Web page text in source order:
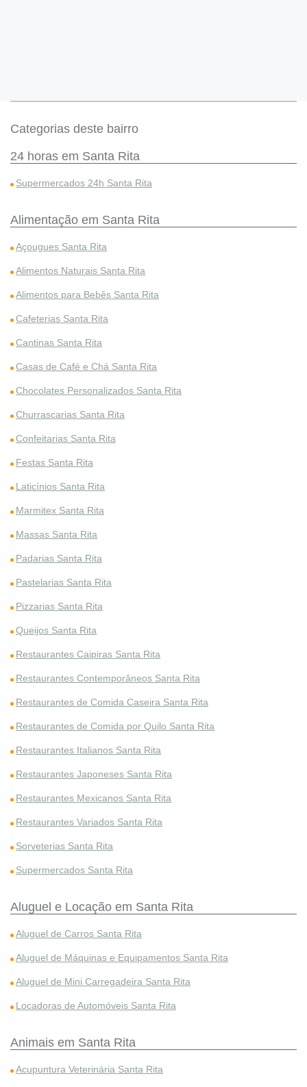
Categorias deste bairro
24 horas em Santa Rita
Supermercados 24h Santa Rita
Alimentação em Santa Rita
Açougues Santa Rita
Alimentos Naturais Santa Rita
Alimentos para Bebês Santa Rita
Cafeterias Santa Rita
Cantinas Santa Rita
Casas de Café e Chá Santa Rita
Chocolates Personalizados Santa Rita
Churrascarias Santa Rita
Confeitarias Santa Rita
Festas Santa Rita
Laticínios Santa Rita
Marmitex Santa Rita
Massas Santa Rita
Padarias Santa Rita
Pastelarias Santa Rita
Pizzarias Santa Rita
Queijos Santa Rita
Restaurantes Caipiras Santa Rita
Restaurantes Contemporâneos Santa Rita
Restaurantes de Comida Caseira Santa Rita
Restaurantes de Comida por Quilo Santa Rita
Restaurantes Italianos Santa Rita
Restaurantes Japoneses Santa Rita
Restaurantes Mexicanos Santa Rita
Restaurantes Variados Santa Rita
Sorveterias Santa Rita
Supermercados Santa Rita
Aluguel e Locação em Santa Rita
Aluguel de Carros Santa Rita
Aluguel de Máquinas e Equipamentos Santa Rita
Aluguel de Mini Carregadeira Santa Rita
Locadoras de Automóveis Santa Rita
Animais em Santa Rita
Acupuntura Veterinária Santa Rita